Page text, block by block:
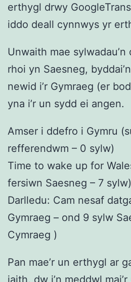
erthygl drwy
iddo deall cynnwys yr
Unwaith mae
rhoi yn Saesneg,
newid i’r Gymraeg (er
yna i’r un sydd ei angen.
Amser i ddefro i Gymru
refferendwm – 0 sylw)
Time to wake up for
fersiwn Saesneg – 7 sylw)
Darlledu: Cam nesaf
Gymraeg – ond 9 sylw
Cymraeg )
Pan mae’r un erthygl ar
iaith, dw i’n meddwl